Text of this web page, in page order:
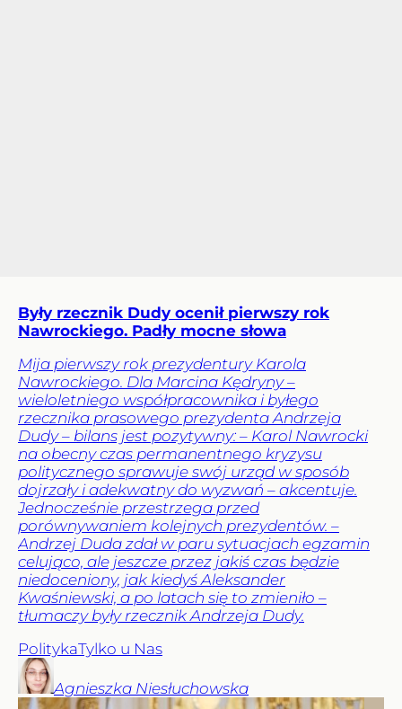
Były rzecznik Dudy ocenił pierwszy rok
Nawrockiego. Padły mocne słowa
Mija pierwszy rok prezydentury Karola
Nawrockiego. Dla Marcina Kędryny –
wieloletniego współpracownika i byłego
rzecznika prasowego prezydenta Andrzeja
Dudy – bilans jest pozytywny: – Karol Nawrocki
na obecny czas permanentnego kryzysu
politycznego sprawuje swój urząd w sposób
dojrzały i adekwatny do wyzwań – akcentuje.
Jednocześnie przestrzega przed
porównywaniem kolejnych prezydentów. –
Andrzej Duda zdał w paru sytuacjach egzamin
celująco, ale jeszcze przez jakiś czas będzie
niedoceniony, jak kiedyś Aleksander
Kwaśniewski, a po latach się to zmieniło –
tłumaczy były rzecznik Andrzeja Dudy.
PolitykaTylko u Nas
Agnieszka Niesłuchowska